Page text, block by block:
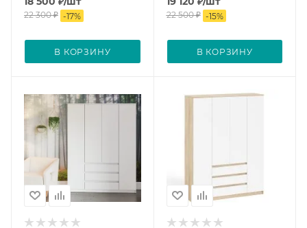
22 300₽ -17%
В КОРЗИНУ
22 500₽ -15%
В КОРЗИНУ